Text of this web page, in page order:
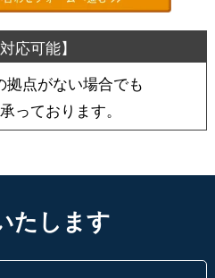
拠点がない場合でも
っております。
たします